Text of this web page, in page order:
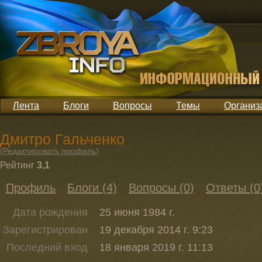
Лента Блоги Вопросы Темы
Дмитро Гальченко
(Редактировать профиль)
Рейтинг 3,1
Профиль Блоги (4) Вопросы (0) Ответы
Дата рождения
25 июня 1984 г.
Зарегистрирован
19 декабря 2014 г. 9:23
Последний вход
18 января 2019 г. 11:13